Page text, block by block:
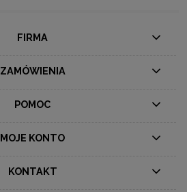
FIRMA
ZAMÓWIENIA
POMOC
MOJE KONTO
KONTAKT